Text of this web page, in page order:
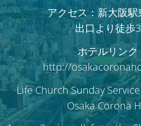
アクセス：新大阪
出口より徒歩
ホテルリンク
http://
Life Church Sunday
Osaka Corona